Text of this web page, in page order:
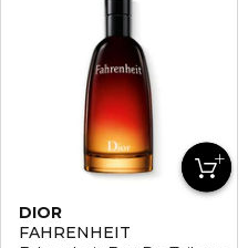
DIOR
FAHRENHEIT